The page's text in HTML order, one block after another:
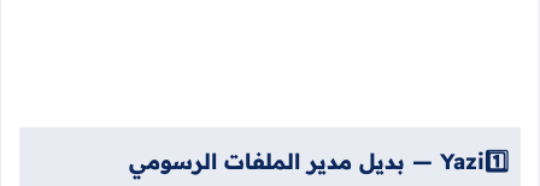
1️⃣ Yazi — بديل مدير الملفات الرسومي